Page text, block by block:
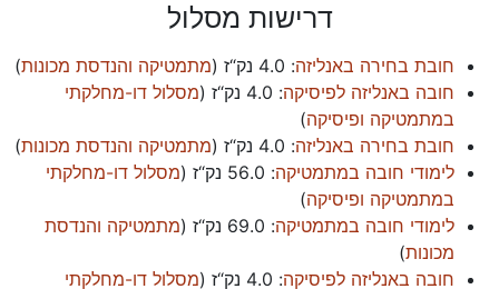
דרישות מסלול
חובת בחירה באנליזה: 4.0 נק“ז (מתמטיקה והנדסת מכונות)
חובה באנליזה לפיסיקה: 4.0 נק“ז (מסלול דו-מחלקתי
במתמטיקה ופיסיקה)
חובת בחירה באנליזה: 4.0 נק“ז (מתמטיקה והנדסת מכונות)
לימודי חובה במתמטיקה: 56.0 נק“ז (מסלול דו-מחלקתי
במתמטיקה ופיסיקה)
לימודי חובה במתמטיקה: 69.0 נק“ז (מתמטיקה והנדסת
מכונות)
חובה באנליזה לפיסיקה: 4.0 נק“ז (מסלול דו-מחלקתי